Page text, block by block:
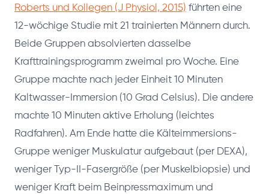
Roberts und Kollegen (J Physiol, 2015) führten eine
12-wöchige Studie mit 21 trainierten Männern durch.
Beide Gruppen absolvierten dasselbe
Krafttrainingsprogramm zweimal pro Woche. Eine
Gruppe machte nach jeder Einheit 10 Minuten
Kaltwasser-Immersion (10 Grad Celsius). Die andere
machte 10 Minuten aktive Erholung (leichtes
Radfahren). Am Ende hatte die Kälteimmersions-
Gruppe weniger Muskulatur aufgebaut (per DEXA),
weniger Typ-II-Fasergröße (per Muskelbiopsie) und
weniger Kraft beim Beinpressmaximum und